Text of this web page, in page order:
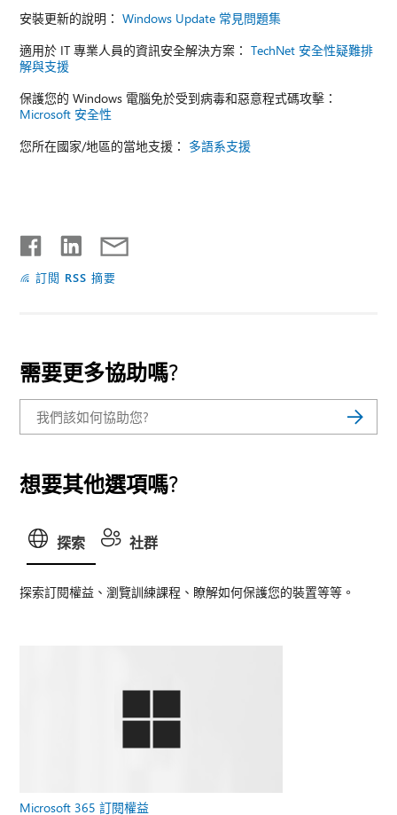
安裝更新的說明：Windows Update 常見問題集
適用於 IT 專業人員的資訊安全解決方案：TechNet 安全性疑難排
解與支援
保護您的 Windows 電腦免於受到病毒和惡意程式碼攻擊：
Microsoft 安全性
您所在國家/地區的當地支援： 多語系支援
訂閱 RSS 摘要
需要更多協助嗎?
想要其他選項嗎?
探索 社群
探索訂閱權益、瀏覽訓練課程、瞭解如何保護您的裝置等等。
Microsoft 365 訂閱權益